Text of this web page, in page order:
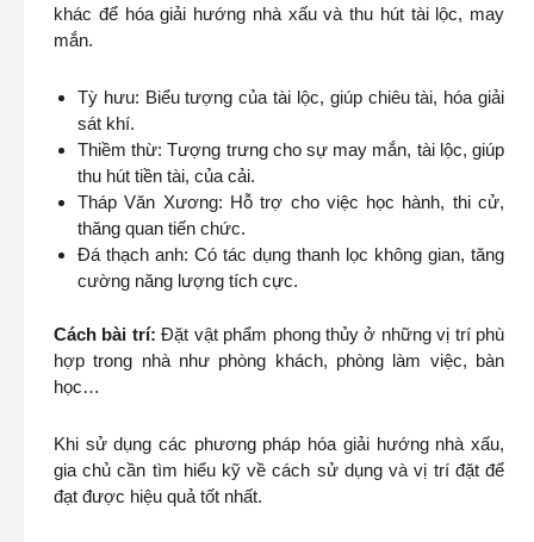
khác để hóa giải hướng nhà xấu và thu hút tài lộc, may
mắn.
Tỳ hưu: Biểu tượng của tài lộc, giúp chiêu tài, hóa giải
sát khí.
Thiềm thừ: Tượng trưng cho sự may mắn, tài lộc, giúp
thu hút tiền tài, của cải.
Tháp Văn Xương: Hỗ trợ cho việc học hành, thi cử,
thăng quan tiến chức.
Đá thạch anh: Có tác dụng thanh lọc không gian, tăng
cường năng lượng tích cực.
Cách bài trí: Đặt vật phẩm phong thủy ở những vị trí phù
hợp trong nhà như phòng khách, phòng làm việc, bàn
học…
Khi sử dụng các phương pháp hóa giải hướng nhà xấu,
gia chủ cần tìm hiểu kỹ về cách sử dụng và vị trí đặt để
đạt được hiệu quả tốt nhất.